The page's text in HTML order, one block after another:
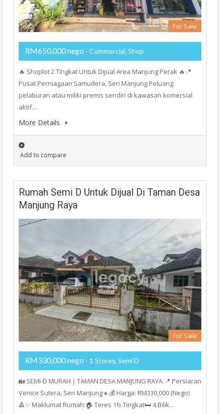
For Sale
RM650,000 nego - Commercial, Shop
🔥 Shoplot 2 Tingkat Untuk Dijual Area Manjung Perak 🔥📍
Pusat Perniagaan Samudera, Seri Manjung Peluang
pelaburan atau miliki premis sendiri di kawasan komersial
aktif…
More Details
Add to compare
Rumah Semi D Untuk Dijual Di Taman Desa
Manjung Raya
For Sale
RM330,000 nego - 1 Storey, Semi D
🏡 SEMI-D MURAH | TAMAN DESA MANJUNG RAYA 📍 Persiaran
Venice Sutera, Seri Manjung🔸💰 Harga: RM330,000 (Nego)
🔺✨ Maklumat Rumah:🏠 Teres 1½ Tingkat🛏️ 4 Bilik…